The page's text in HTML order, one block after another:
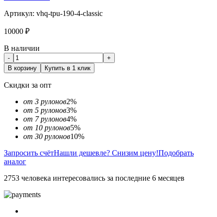
Артикул: vhq-tpu-190-4-classic
10000 ₽
В наличии
-
+
В корзину
Купить в 1 клик
Скидки за опт
от 3 рулонов2%
от 5 рулонов3%
от 7 рулонов4%
от 10 рулонов5%
от 30 рулонов10%
Запросить счётНашли дешевле? Снизим цену!Подобрать
аналог
2753 человека интересовались за последние 6 месяцев